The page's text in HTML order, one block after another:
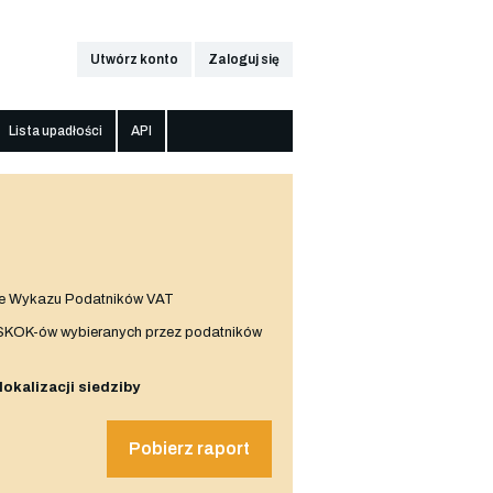
Utwórz konto Zaloguj się
Lista upadłości API
Wykazu Podatników VAT
ów wybieranych przez podatników
lokalizacji siedziby
Pobierz raport